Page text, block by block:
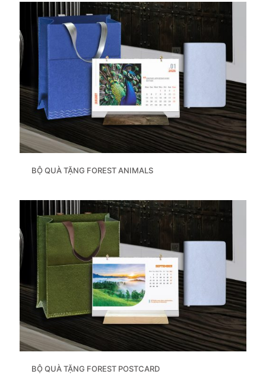
BỘ QUÀ TẶNG FOREST ANIMALS
BỘ QUÀ TẶNG FOREST POSTCARD